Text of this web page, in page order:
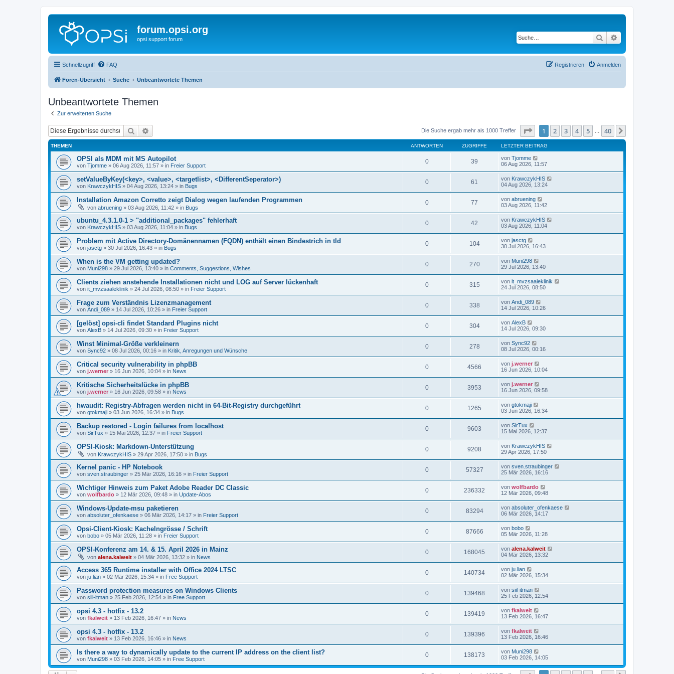
forum.opsi.org
opsi support forum Suche
Schnellzugriff FAQ Anmelden
Registrieren
Foren-Übersicht Suche Unbeantwortete Themen
Unbeantwortete Themen
Zur erweiterten Suche
Suche Die Suche ergab mehr als 1000 Treffer Seite von40
1 2 3 4 5 40
THEMEN ANTWORTEN ZUGRIFFE LETZTER BEITRAG
OPSI als MDM mit MS Autopilot
von Tjomme » 06 Aug 2026, 11:57 » in Freier Support
0 39 von Tjomme
06 Aug 2026, 11:57
setValueByKey(<key>, <value>, <targetlist>, <DifferentSeperator>)
von KrawczykHIS » 04 Aug 2026, 13:24 » in Bugs
0 61 von KrawczykHIS
04 Aug 2026, 13:24
Installation Amazon Corretto zeigt Dialog wegen laufenden Programmen
von abruening » 03 Aug 2026, 11:42 » in Bugs
0 77 von abruening
03 Aug 2026, 11:42
ubuntu_4.3.1.0-1 > "additional_packages" fehlerhaft
von KrawczykHIS » 03 Aug 2026, 11:04 » in Bugs
0 42 von KrawczykHIS
03 Aug 2026, 11:04
Problem mit Active Directory-Domänennamen (FQDN) enthält einen Bindestrich in tld
von jasctg » 30 Jul 2026, 16:43 » in Bugs
0 104 von jasctg
30 Jul 2026, 16:43
When is the VM getting updated?
von Muni298 » 29 Jul 2026, 13:40 » in Comments, Suggestions, Wishes
0 270 von Muni298
29 Jul 2026, 13:40
Clients ziehen anstehende Installationen nicht und LOG auf Server lückenhaft
von it_mvzsaaleklinik » 24 Jul 2026, 08:50 » in Freier Support
0 315 von it_mvzsaaleklinik
24 Jul 2026, 08:50
Frage zum Verständnis Lizenzmanagement
von Andi_089 » 14 Jul 2026, 10:26 » in Freier Support
0 338 von Andi_089
14 Jul 2026, 10:26
[gelöst] opsi-cli findet Standard Plugins nicht
von AlexB » 14 Jul 2026, 09:30 » in Freier Support
0 304 von AlexB
14 Jul 2026, 09:30
Winst Minimal-Größe verkleinern
von Sync92 » 08 Jul 2026, 00:16 » in Kritik, Anregungen und Wünsche
0 278 von Sync92
08 Jul 2026, 00:16
Critical security vulnerability in phpBB
von j.werner » 16 Jun 2026, 10:04 » in News
0 4566 von j.werner
16 Jun 2026, 10:04
Kritische Sicherheitslücke in phpBB
von j.werner » 16 Jun 2026, 09:58 » in News
0 3953 von j.werner
16 Jun 2026, 09:58
hwaudit: Registry-Abfragen werden nicht in 64-Bit-Registry durchgeführt
von gtokmaji » 03 Jun 2026, 16:34 » in Bugs
0 1265 von gtokmaji
03 Jun 2026, 16:34
Backup restored - Login failures from localhost
von SirTux » 15 Mai 2026, 12:37 » in Freier Support
0 9603 von SirTux
15 Mai 2026, 12:37
OPSI-Kiosk: Markdown-Unterstützung
von KrawczykHIS » 29 Apr 2026, 17:50 » in Bugs
0 9208 von KrawczykHIS
29 Apr 2026, 17:50
Kernel panic - HP Notebook
von sven.straubinger » 25 Mär 2026, 16:16 » in Freier Support
0 57327 von sven.straubinger
25 Mär 2026, 16:16
Wichtiger Hinweis zum Paket Adobe Reader DC Classic
von wolfbardo » 12 Mär 2026, 09:48 » in Update-Abos
0 236332 von wolfbardo
12 Mär 2026, 09:48
Windows-Update-msu paketieren
von absoluter_ofenkaese » 06 Mär 2026, 14:17 » in Freier Support
0 83294 von absoluter_ofenkaese
06 Mär 2026, 14:17
Opsi-Client-Kiosk: Kachelngrösse / Schrift
von bobo » 05 Mär 2026, 11:28 » in Freier Support
0 87666 von bobo
05 Mär 2026, 11:28
OPSI-Konferenz am 14. & 15. April 2026 in Mainz
von alena.kalweit » 04 Mär 2026, 13:32 » in News
0 168045 von alena.kalweit
04 Mär 2026, 13:32
Access 365 Runtime installer with Office 2024 LTSC
von ju.lian » 02 Mär 2026, 15:34 » in Free Support
0 140734 von ju.lian
02 Mär 2026, 15:34
Password protection measures on Windows Clients
von siil-itman » 25 Feb 2026, 12:54 » in Free Support
0 139468 von siil-itman
25 Feb 2026, 12:54
opsi 4.3 - hotfix - 13.2
von fkalweit » 13 Feb 2026, 16:47 » in News
0 139419 von fkalweit
13 Feb 2026, 16:47
opsi 4.3 - hotfix - 13.2
von fkalweit » 13 Feb 2026, 16:46 » in News
0 139396 von fkalweit
13 Feb 2026, 16:46
Is there a way to dynamically update to the current IP address on the client list?
von Muni298 » 03 Feb 2026, 14:05 » in Free Support
0 138173 von Muni298
03 Feb 2026, 14:05